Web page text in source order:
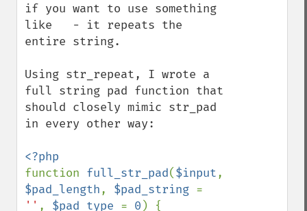
if you want to use something
like   - it repeats the
entire string.
Using str_repeat, I wrote a
full string pad function that
should closely mimic str_pad
in every other way:
function full_str_pad($input
$pad_length, $pad_string
'' , $pad_type = 0 ) {